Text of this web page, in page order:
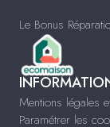
Le Bonus
Mentions légales
Paramétrer les